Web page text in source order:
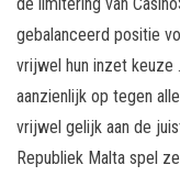
gebalanceerd positie
vrijwel hun inzet keuze
aanzienlijk op tegen
vrijwel gelijk aan de
Republiek Malta spel